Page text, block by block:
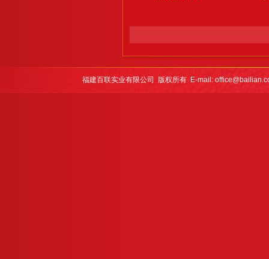
福建百联实业有限公司 版权所有 E-mail: